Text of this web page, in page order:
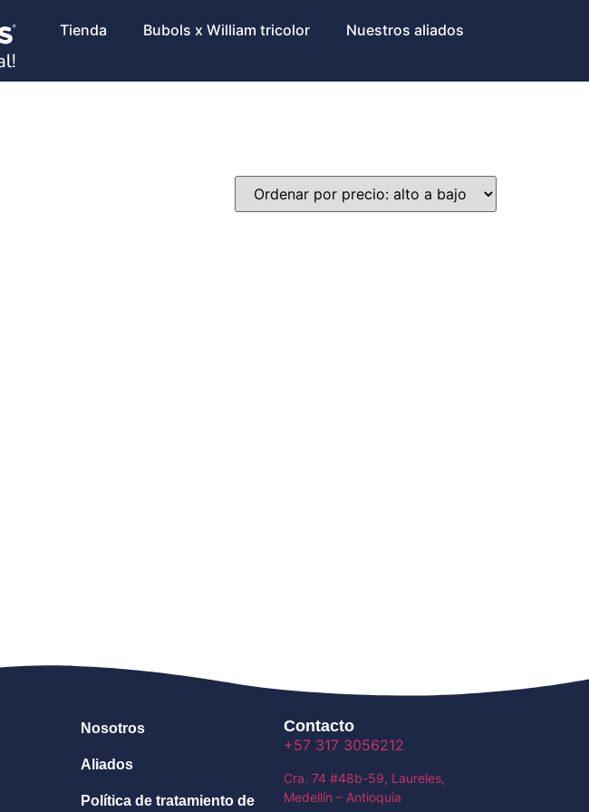
Tienda Bubols x William tricolor Nuestros aliados
Nosotros
Aliados
Política de tratamiento de
Contacto
‪+57 317 3056212‬
Cra. 74 #48b-59, Laureles,
Medellín – Antioquia